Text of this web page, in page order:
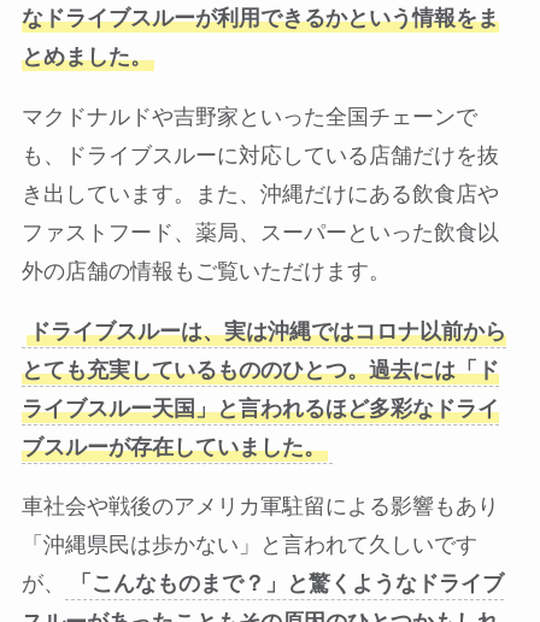
なドライブスルーが利用できるかという情報をま
とめました。
マクドナルドや吉野家といった全国チェーンで
も、ドライブスルーに対応している店舗だけを抜
き出しています。また、沖縄だけにある飲食店や
ファストフード、薬局、スーパーといった飲食以
外の店舗の情報もご覧いただけます。
ドライブスルーは、実は沖縄ではコロナ以前から
とても充実しているもののひとつ。過去には「ド
ライブスルー天国」と言われるほど多彩なドライ
ブスルーが存在していました。
車社会や戦後のアメリカ軍駐留による影響もあり
「沖縄県民は歩かない」と言われて久しいです
が、
「こんなものまで？」と驚くようなドライブ